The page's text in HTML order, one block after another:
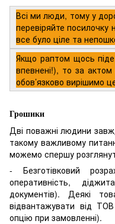
Всі ми люди, тому у
перевіряйте посилочку
все було ціле та
Якщо раптом щось
впевнені!), то за
обов’язково вирішимо
Грошики
Дві поважні людини
такому важливому
можемо спершу
- Безготівковий
оперативність,
документів). Деякі
відвантажувати від
опцію при замовленні).